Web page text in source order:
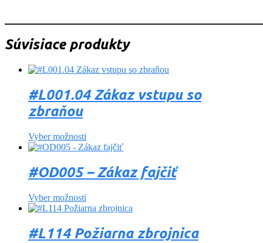
Súvisiace produkty
#L001.04 Zákaz vstupu so
zbraňou
Vyber možnosti
#OD005 – Zákaz fajčiť
Vyber možnosti
#L114 Požiarna zbrojnica